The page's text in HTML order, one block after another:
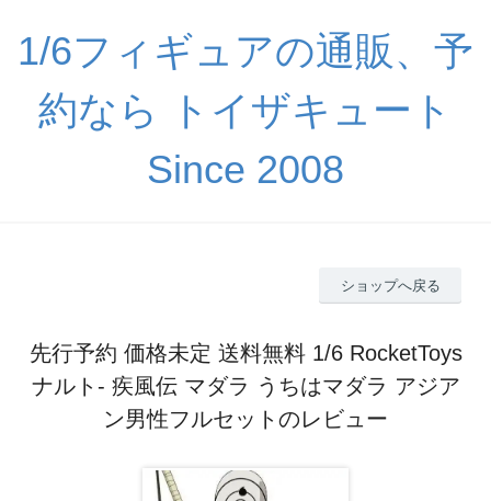
1/6フィギュアの通販、予
約なら トイザキュート
Since 2008
ショップへ戻る
先行予約 価格未定 送料無料 1/6 RocketToys
ナルト- 疾風伝 マダラ うちはマダラ アジア
ン男性フルセットのレビュー